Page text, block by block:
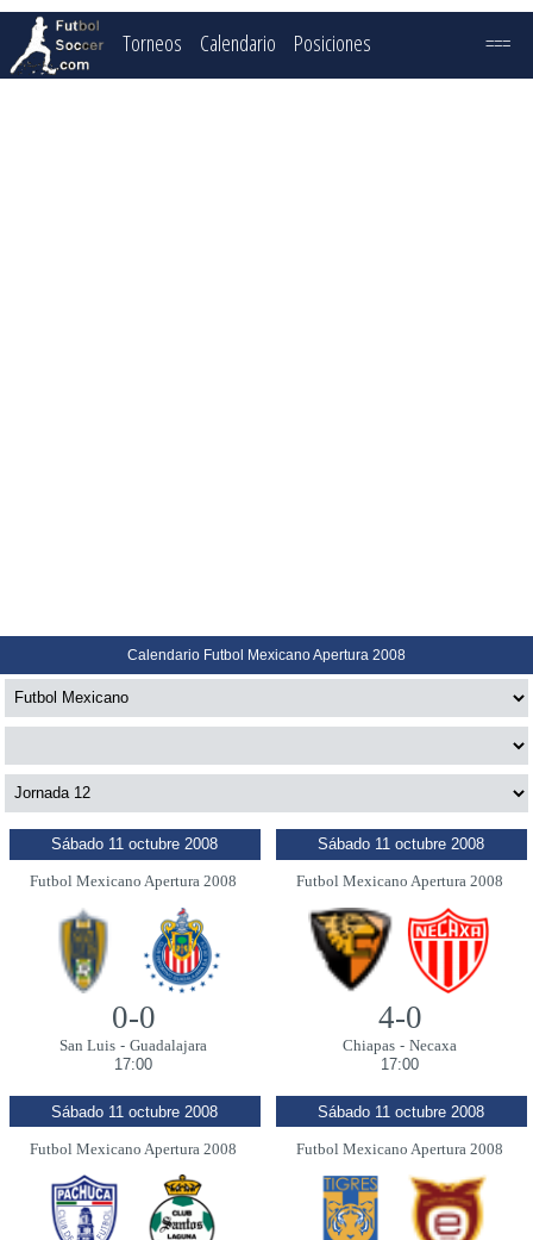
Torneos Calendario Posiciones ===
Calendario Futbol Mexicano Apertura 2008
Sábado 11 octubre 2008
Futbol Mexicano Apertura 2008
0-0
San Luis - Guadalajara
17:00
Sábado 11 octubre 2008
Futbol Mexicano Apertura 2008
4-0
Chiapas - Necaxa
17:00
Sábado 11 octubre 2008
Futbol Mexicano Apertura 2008
Sábado 11 octubre 2008
Futbol Mexicano Apertura 2008